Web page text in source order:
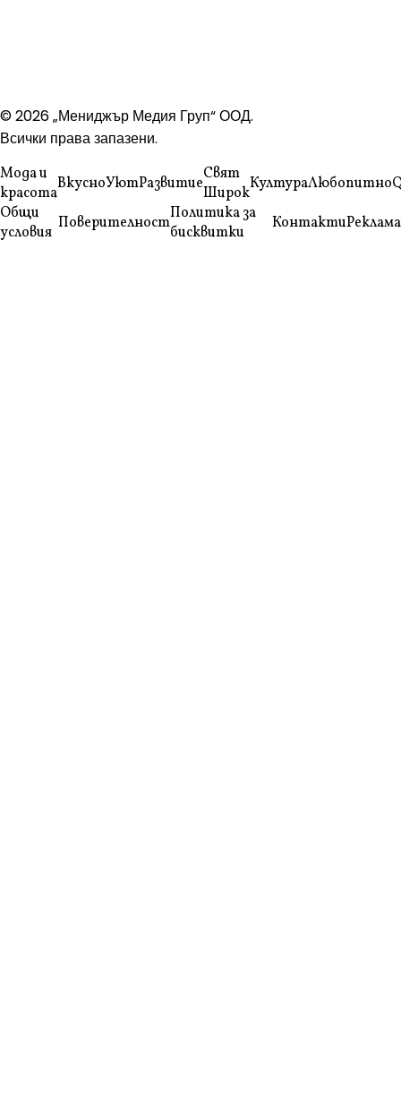
© 2026 „Мениджър Медия Груп“ ООД.
Всички права запазени.
Мода и
красотаВкусноУютРазвитиеСвят
ШирокКултураЛюбопитно
Общи
условия ПоверителностПолитика за
бисквитки
КонтактиРеклама